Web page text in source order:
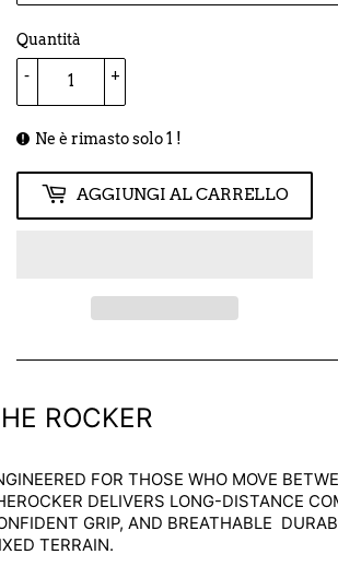
Quantità
+
-
Ne è rimasto solo 1 !
AGGIUNGI AL CARRELLO
ROCKER
FOR THOSE WHO MOVE
DELIVERS LONG-DISTANCE
GRIP, AND BREATHABLE
TERRAIN.